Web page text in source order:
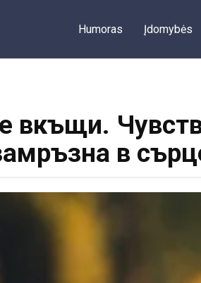
Humoras Įdomybės
в